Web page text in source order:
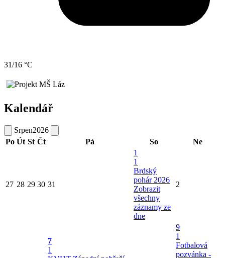
31/16 °C
Kalendář
Srpen2026
Po Út St Čt Pá So Ne
27 28 29 30 31
1
1
Brdský
pohár 2026
Zobrazit
všechny
záznamy ze
dne
2
7
1
9
1
Fotbalová
pozvánka -